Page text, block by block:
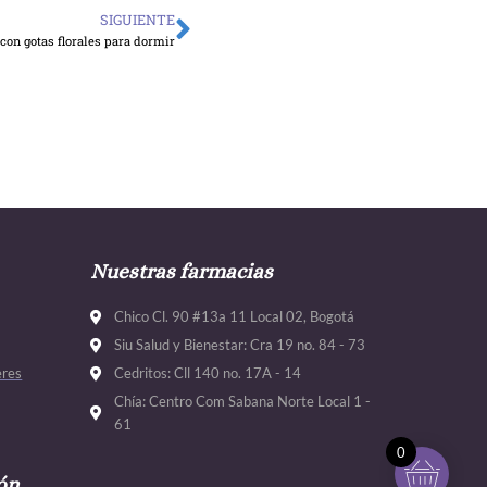
SIGUIENTE
gotas florales para dormirSiguiente
Nuestras farmacias
Chico Cl. 90 #13a 11 Local 02, Bogotá
Siu Salud y Bienestar: Cra 19 no. 84 - 73
Cedritos: Cll 140 no. 17A - 14
Chía: Centro Com Sabana Norte Local 1 -
61
0